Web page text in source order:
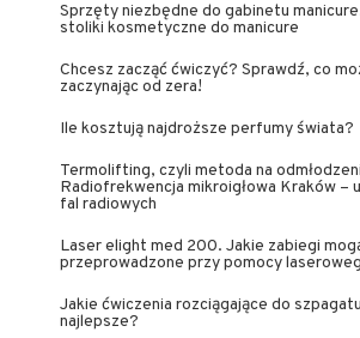
Sprzęty niezbędne do gabinetu
stoliki kosmetyczne do manicure
Chcesz zacząć ćwiczyć? Sprawdź, co
zaczynając od zera!
Ile kosztują najdroższe perfumy świata?
Termolifting, czyli metoda na
Radiofrekwencja mikroigłowa Kraków –
fal radiowych
Laser elight med 200. Jakie zabiegi
przeprowadzone przy pomocy
Jakie ćwiczenia rozciągające do
najlepsze?